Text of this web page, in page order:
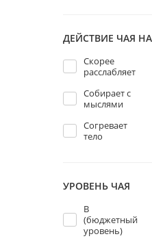
ДЕЙСТВИЕ ЧАЯ
Скорее
расслабляет
Собирает с
мыслями
Согревает
тело
УРОВЕНЬ ЧАЯ
В
(бюджетный
уровень)